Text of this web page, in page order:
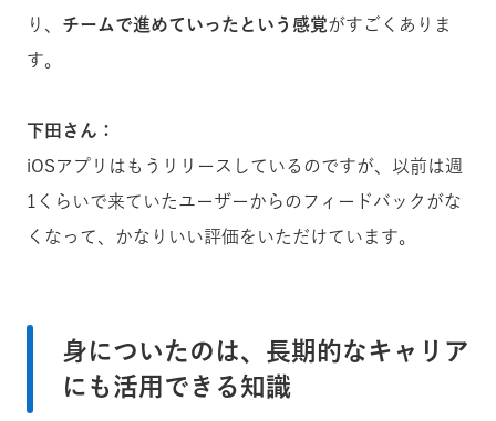
り、 チームで進めていったという感覚がすごくありま
す。
下田さん：
iOSアプリはもうリリースしているのですが、以前は週
1くらいで来ていたユーザーからのフィードバックがな
くなって、かなりいい評価をいただけています。
身についたのは、長期的なキャリア
にも活用できる知識